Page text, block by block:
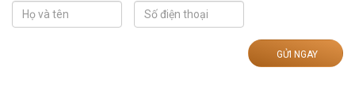
GỬI NGAY